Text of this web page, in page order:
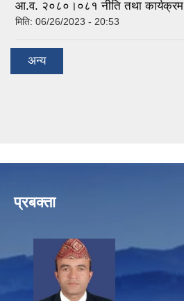
आ.व. २०८०।०८१ नीति तथा कार्यक्रम
मिति: 06/26/2023 - 20:53
अन्य
प्रबक्ता